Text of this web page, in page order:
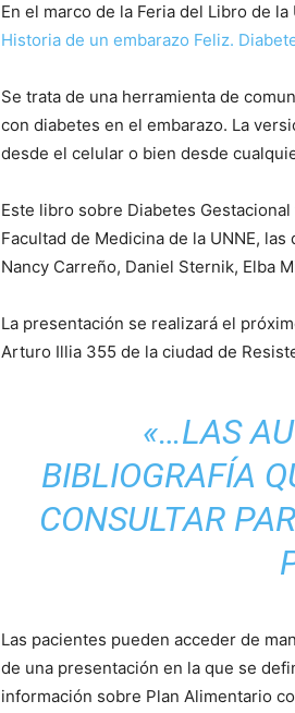
En el marco de la Feria del Libro de
Historia de un embarazo Feliz.
Se trata de una herramienta de
con diabetes en el embarazo. La
desde el celular o bien desde
Este libro sobre Diabetes
Facultad de Medicina de la UNNE,
Nancy Carreño, Daniel Sternik, Elba
La presentación se realizará el
Arturo Illia 355 de la ciudad de
«…LAS
BIBLIOGRAFÍA
CONSULTAR
Las pacientes pueden acceder de
de una presentación en la que se
información sobre Plan Alimentario